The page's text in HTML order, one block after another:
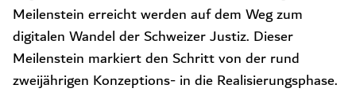
Meilenstein erreicht werden auf dem Weg zum
digitalen Wandel der Schweizer Justiz. Dieser
Meilenstein markiert den Schritt von der rund
zweijährigen Konzeptions- in die Realisierungsphase.